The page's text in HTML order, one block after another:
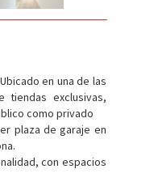
en una de las
tiendas exclusivas,
como privado
plaza de garaje en
con espacios